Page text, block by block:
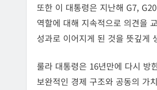
또한 이 대통령은 지난해 G7,
역할에 대해 지속적으로 의견을
성과로 이어지게 된 것을 뜻깊게
룰라 대통령은 16년만에 다시 방
보완적인 경제 구조와 공동의 가